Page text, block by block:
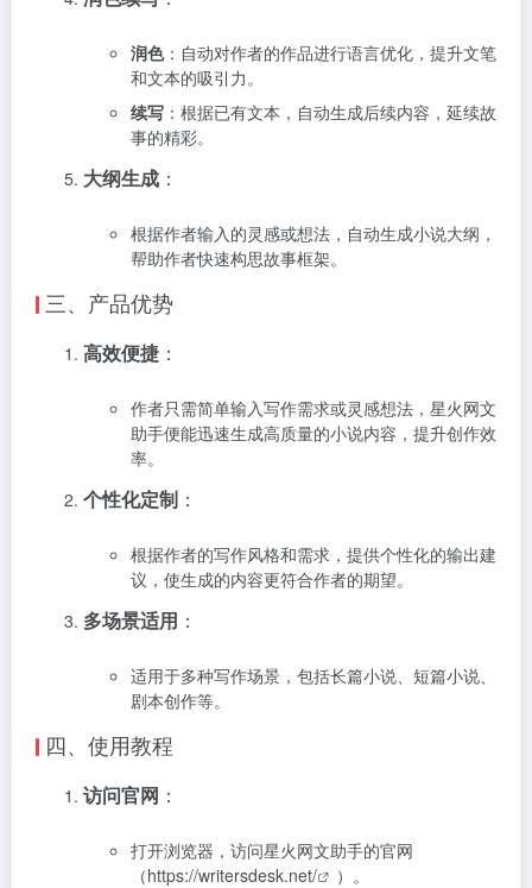
润色：自动对作者的作品进行语言优化，提升文笔
和文本的吸引力。
续写 ：根据已有文本，自动生成后续内容，延续故
事的精彩。
大纲生成 ：
根据作者输入的灵感或想法，自动生成小说大纲，
帮助作者快速构思故事框架。
三、产品优势
高效便捷 ：
作者只需简单输入写作需求或灵感想法，星火网文
助手便能迅速生成高质量的小说内容，提升创作效
率。
个性化定制 ：
根据作者的写作风格和需求，提供个性化的输出建
议，使生成的内容更符合作者的期望。
多场景适用 ：
适用于多种写作场景，包括长篇小说、短篇小说、
剧本创作等。
四、使用教程
访问官网 ：
打开浏览器，访问星火网文助手的官网
（https://writersdesk.net/ ）。